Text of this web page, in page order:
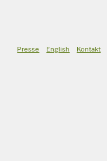
Presse English Kontakt